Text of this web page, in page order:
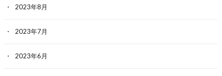
2023年8月
2023年7月
2023年6月